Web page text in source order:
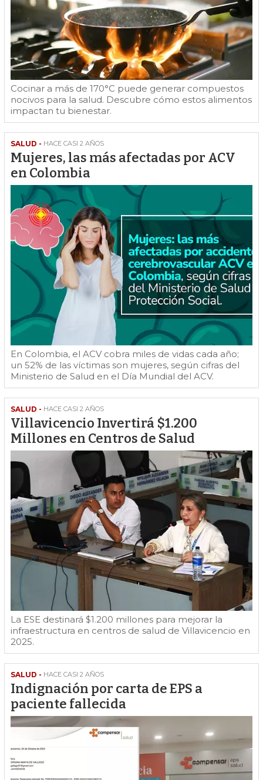
Cocinar a más de 170°C puede generar compuestos
nocivos para la salud. Descubre cómo estos alimentos
impactan tu bienestar.
SALUD - HACE CASI 2 AÑOS
Mujeres, las más afectadas por ACV
en Colombia
En Colombia, el ACV cobra miles de vidas cada año;
un 52% de las víctimas son mujeres, según cifras del
Ministerio de Salud en el Día Mundial del ACV.
SALUD - HACE CASI 2 AÑOS
Villavicencio Invertirá $1.200
Millones en Centros de Salud
La ESE destinará $1.200 millones para mejorar la
infraestructura en centros de salud de Villavicencio en
2025.
SALUD - HACE CASI 2 AÑOS
Indignación por carta de EPS a
paciente fallecida